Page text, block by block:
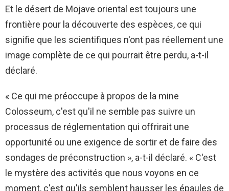
Et le désert de Mojave oriental est toujours une
frontière pour la découverte des espèces, ce qui
signifie que les scientifiques n'ont pas réellement une
image complète de ce qui pourrait être perdu, a-t-il
déclaré.
« Ce qui me préoccupe à propos de la mine
Colosseum, c'est qu'il ne semble pas suivre un
processus de réglementation qui offrirait une
opportunité ou une exigence de sortir et de faire des
sondages de préconstruction », a-t-il déclaré. « C'est
le mystère des activités que nous voyons en ce
moment, c'est qu'ils semblent hausser les épaules de